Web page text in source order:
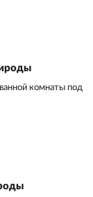
комнаты под